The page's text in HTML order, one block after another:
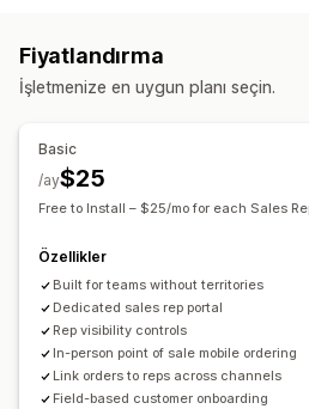
Fiyatlandırma
İşletmenize en uygun planı seçin.
Basic
$25
/ay
Free to Install – $25/mo for each Sales
Özellikler
Built for teams without territories
Dedicated sales rep portal
Rep visibility controls
In-person point of sale mobile ordering
Link orders to reps across channels
Field-based customer onboarding